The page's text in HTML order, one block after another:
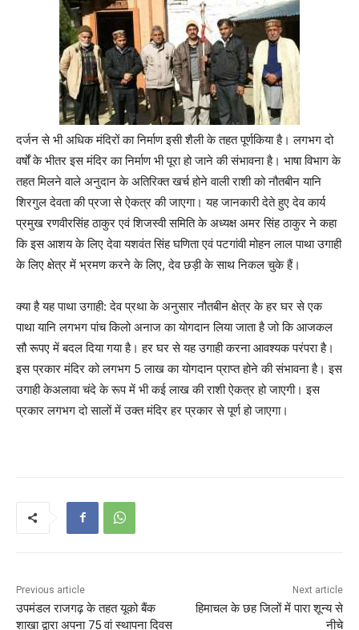
दर्जन से भी अधिक मंदिरों का निर्माण इसी शैली के तहत पूर्णकिया है। लगभग दो
वर्षों के भीतर इस मंदिर का निर्माण भी पूरा हो जाने की संभावना है। भाषा विभाग के
तहत मिलने वाले अनुदान के अतिरिक्त खर्च होने वाली राशी को नौतबीन यानि
शिरगुल देवता की प्रजा से ऐकत्र की जाएगा। यह जानकारी देते हुए देव कार्य
प्रमुख रणवीरसिंह ठाकुर एवं शिजस्वी समिति के अध्यक्ष अमर सिंह ठाकुर ने कहा
कि इस आशय के लिए देवा यशवंत सिंह घणिता एवं पटगांवी मोहन लाल पाथा उगाही
के लिए क्षेत्र में भ्रमण करने के लिए, देव छड़ी के साथ निकल चुके हैं।
क्या है यह पाथा उगाही: देव प्रथा के अनुसार नौतबीन क्षेत्र के हर घर से एक
पाथा यानि लगभग पांच किलो अनाज का योगदान लिया जाता है जो कि आजकल
सौ रूपए में बदल दिया गया है। हर घर से यह उगाही करना आवश्यक परंपरा है।
इस प्रकार मंदिर को लगभग 5 लाख का योगदान प्राप्त होने की संभावना है। इस
उगाही केअलावा चंदे के रूप में भी कई लाख की राशी ऐकत्र हो जाएगी। इस
प्रकार लगभग दो सालों में उक्त मंदिर हर प्रकार से पूर्ण हो जाएगा।
Previous article
उपमंडल राजगढ़ के तहत यूको बैंक
शाखा द्वारा अपना 75 वां स्थापना दिवस
Next article
हिमाचल के छह जिलों में पारा शून्य से
नीचे